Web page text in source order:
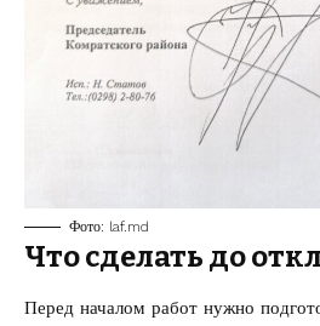
Фото: laf.md
Что сделать до
Перед началом работ нужно